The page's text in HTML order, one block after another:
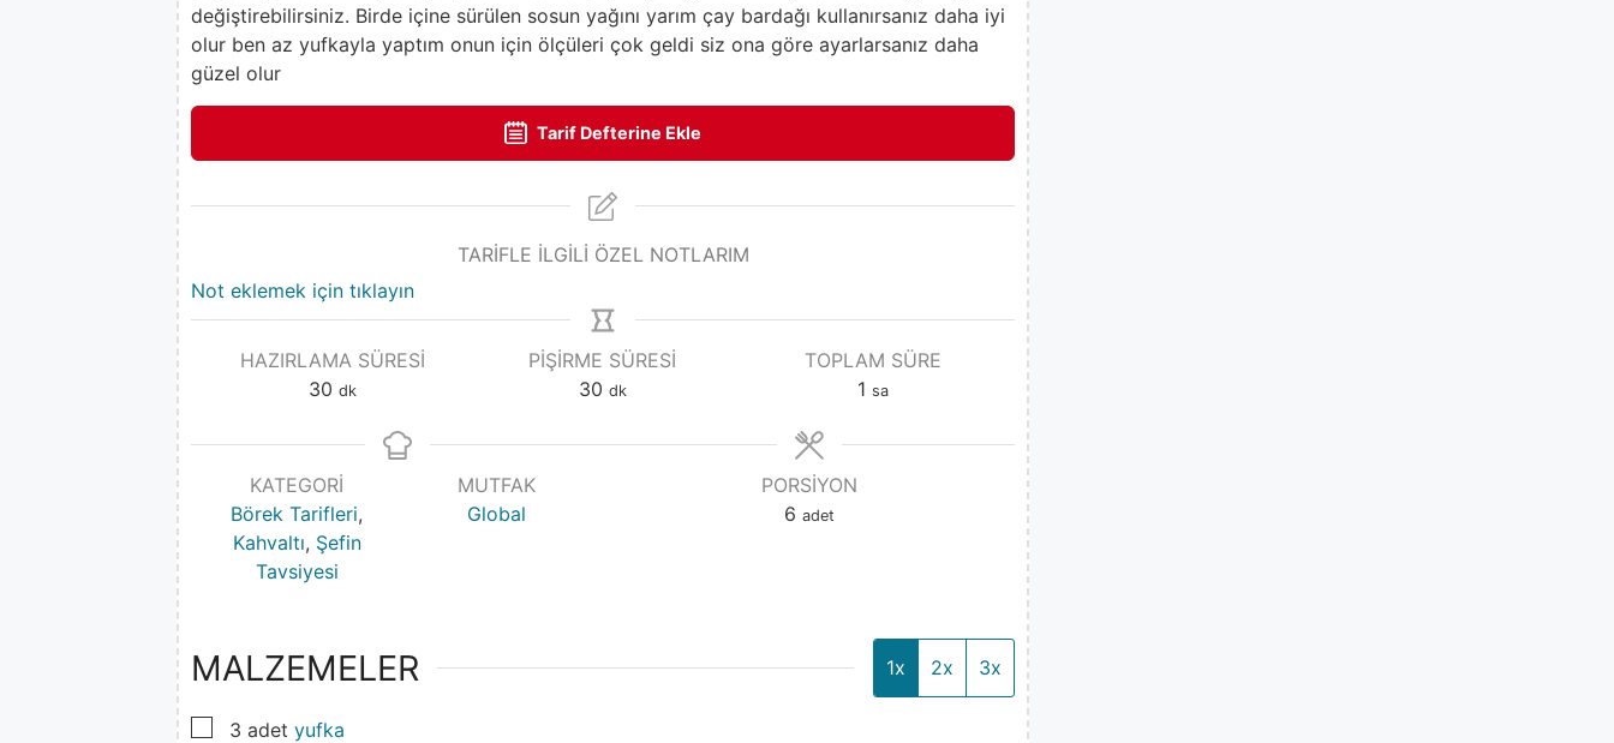
değiştirebilirsiniz. Birde içine sürülen sosun yağını yarım çay bardağı kullanırsanız daha iyi
olur ben az yufkayla yaptım onun için ölçüleri çok geldi siz ona göre ayarlarsanız daha
güzel olur
Tarif Defterine Ekle
TARİFLE İLGİLİ ÖZEL NOTLARIM
Not eklemek için tıklayın
HAZIRLAMA SÜRESI
30 dk
PIŞIRME SÜRESI
30 dk
TOPLAM SÜRE
1 sa
KATEGORI
Börek Tarifleri,
Kahvaltı, Şefin
Tavsiyesi
MUTFAK
Global
PORSIYON
6 adet
MALZEMELER 1x 2x 3x
▢
3 adet yufka